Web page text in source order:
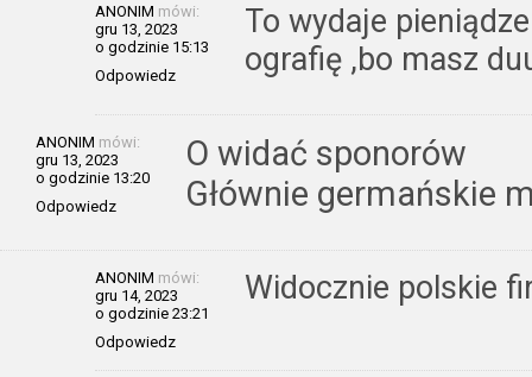
ANONIM mówi:
gru 13, 2023
o godzinie 15:13
Odpowiedz
To wydaje
ografię ,bo masz
ANONIM mówi:
gru 13, 2023
o godzinie 13:20
Odpowiedz
O widać sponorów
Głównie germańskie
ANONIM mówi:
gru 14, 2023
o godzinie 23:21
Odpowiedz
Widocznie polskie